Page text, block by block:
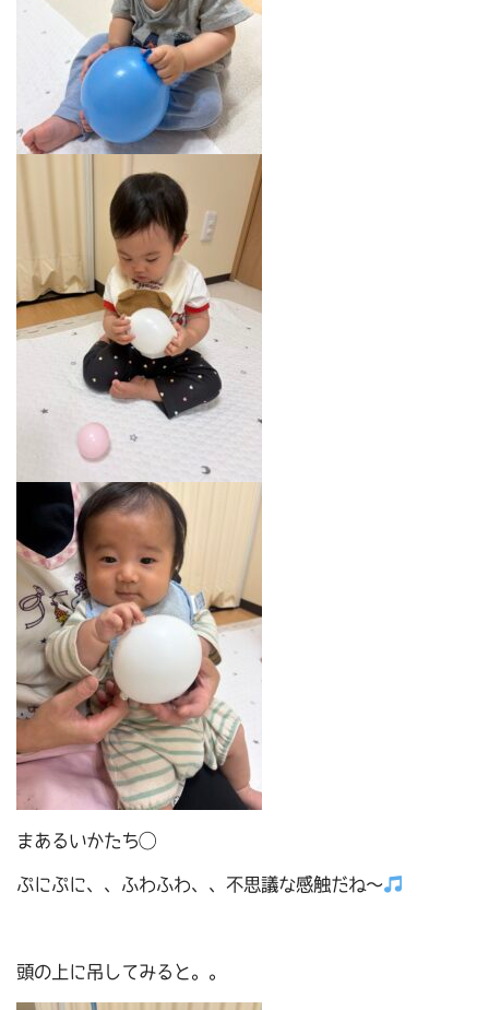
まあるいかたち◯
ぷにぷに、、ふわふわ、、不思議な感触だね～
頭の上に吊してみると。。